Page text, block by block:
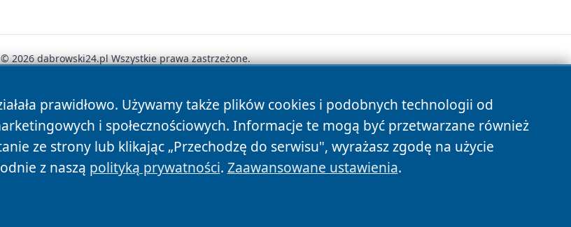
prawidłowo. Używamy także plików cookies i podobnych technologii od
i społecznościowych. Informacje te mogą być przetwarzane również
ze strony lub klikając „Przechodzę do serwisu", wyrażasz zgodę na użycie
z naszą polityką prywatności. Zaawansowane ustawienia.
2026 dabrowski24.pl Wszystkie prawa zastrzeżone.
Polityka Prywatności Polityka Cookies